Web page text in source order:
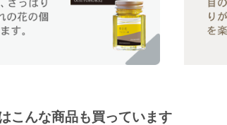
こんな商品も買っています